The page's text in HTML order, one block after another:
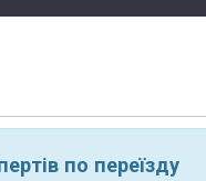
по переїзду